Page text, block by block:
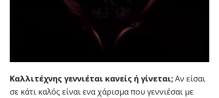
Καλλιτέχνης γεννιέται κανείς ή γίνεται;Αν είσαι
σε κάτι καλός είναι ενα χάρισμα που γεννιέσαι με